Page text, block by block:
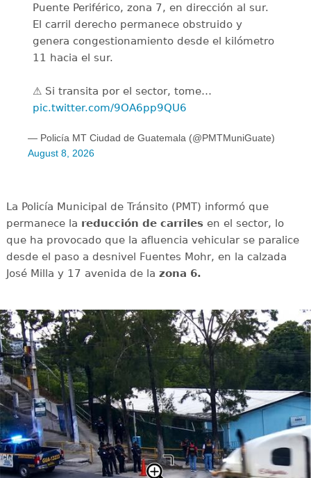
Puente Periférico, zona 7, en dirección al sur.
El carril derecho permanece obstruido y
genera congestionamiento desde el kilómetro
11 hacia el sur.
⚠️ Si transita por el sector, tome…
pic.twitter.com/9OA6pp9QU6
— Policía MT Ciudad de Guatemala (@PMTMuniGuate)
August 8, 2026
La Policía Municipal de Tránsito (PMT) informó que
permanece la reducción de carrilesen el sector, lo
que ha provocado que la afluencia vehicular se paralice
desde el paso a desnivel Fuentes Mohr, en la calzada
José Milla y 17 avenida de la zona 6.